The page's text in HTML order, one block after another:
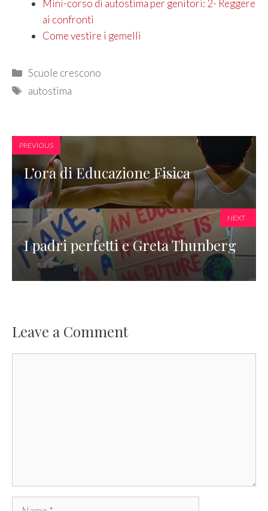
Mini-corso di autostima per genitori: 2- Reggere
ai confronti
Come vestire i gemelli
Categories
Scuole crescono
Tags
autostima
PREVIOUS
L’ora di Educazione Fisica
I padri perfetti e Greta Thunberg
NEXT
Leave a Comment
Name